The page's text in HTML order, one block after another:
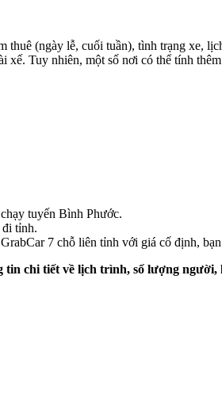
thuê (ngày lễ, cuối tuần), tình trạng xe,
Tuy nhiên, một số nơi có thể tính
tuyến Bình Phước.
đi tỉnh.
7 chỗ liên tỉnh với giá cố định,
chi tiết về lịch trình, số lượng